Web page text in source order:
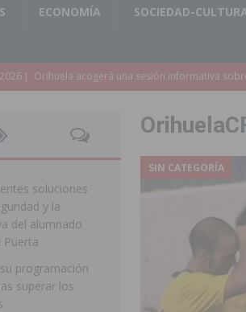
ECONOMÍA SOCIEDAD-
] La Generalitat adjudica el contrato para
]
Pilar de la Horadada celebra una nueva
] San Miguel de Salinas acogerá el espectáculo
SALINAS
] Quince años compartiendo la pasión por el
] La Guardia Civil detiene a un hombre en
SIN CATEGORÍA
soluciones
y la
del alumnado
Puerta
programación
superar los